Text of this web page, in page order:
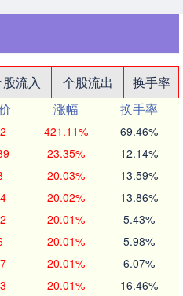
流入 个股流出
换手率
涨幅
换手率
421.11% 69.46%
23.35% 12.14%
20.03% 13.59%
20.02% 13.86%
20.01% 5.43%
20.01% 5.98%
20.01% 6.07%
20.01% 16.46%